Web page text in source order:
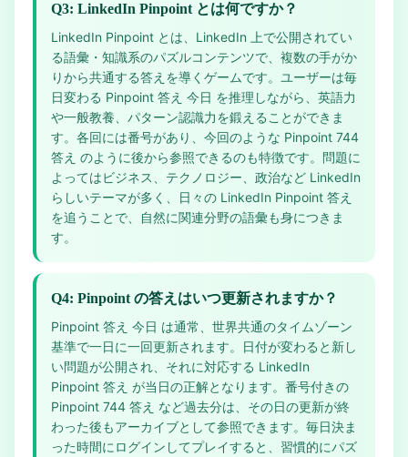
Q3: LinkedIn Pinpoint とは何ですか？
LinkedIn Pinpoint とは、LinkedIn 上で公開されてい
る語彙・知識系のパズルコンテンツで、複数の手がか
りから共通する答えを導くゲームです。ユーザーは毎
日変わる Pinpoint 答え 今日 を推理しながら、英語力
や一般教養、パターン認識力を鍛えることができま
す。各回には番号があり、今回のような Pinpoint 744
答え のように後から参照できるのも特徴です。問題に
よってはビジネス、テクノロジー、政治など LinkedIn
らしいテーマが多く、日々の LinkedIn Pinpoint 答え
を追うことで、自然に関連分野の語彙も身につきま
す。
Q4: Pinpoint の答えはいつ更新されますか？
Pinpoint 答え 今日 は通常、世界共通のタイムゾーン
基準で一日に一回更新されます。日付が変わると新し
い問題が公開され、それに対応する LinkedIn
Pinpoint 答え が当日の正解となります。番号付きの
Pinpoint 744 答え など過去分は、その日の更新が終
わった後もアーカイブとして参照できます。毎日決ま
った時間にログインしてプレイすると、習慣的にパズ